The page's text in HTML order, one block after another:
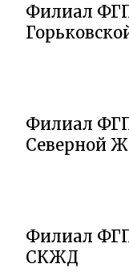
Филиал
Филиал
Северной
Филиал
СКЖД